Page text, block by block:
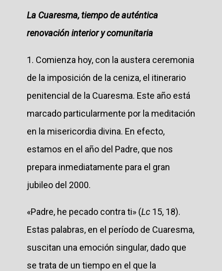
La Cuaresma, tiempo de auténtica
renovación interior y comunitaria
1. Comienza hoy, con la austera ceremonia
de la imposición de la ceniza, el itinerario
penitencial de la Cuaresma. Este año está
marcado particularmente por la meditación
en la misericordia divina. En efecto,
estamos en el año del Padre, que nos
prepara inmediatamente para el gran
jubileo del 2000.
«Padre, he pecado contra ti» (Lc 15, 18).
Estas palabras, en el período de Cuaresma,
suscitan una emoción singular, dado que
se trata de un tiempo en el que la